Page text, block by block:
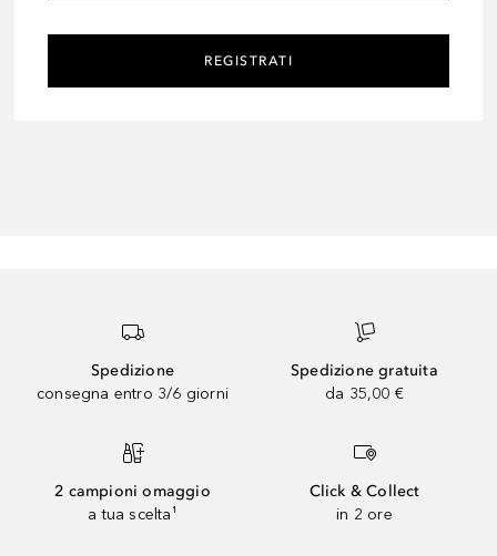
REGISTRATI
Spedizione
consegna entro 3/6 giorni
Spedizione gratuita
da 35,00 €
2 campioni omaggio
a tua scelta¹
Click & Collect
in 2 ore